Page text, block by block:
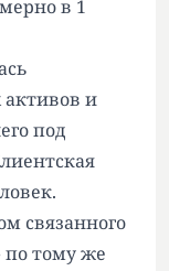
в 1
и
под
связанного
тому же